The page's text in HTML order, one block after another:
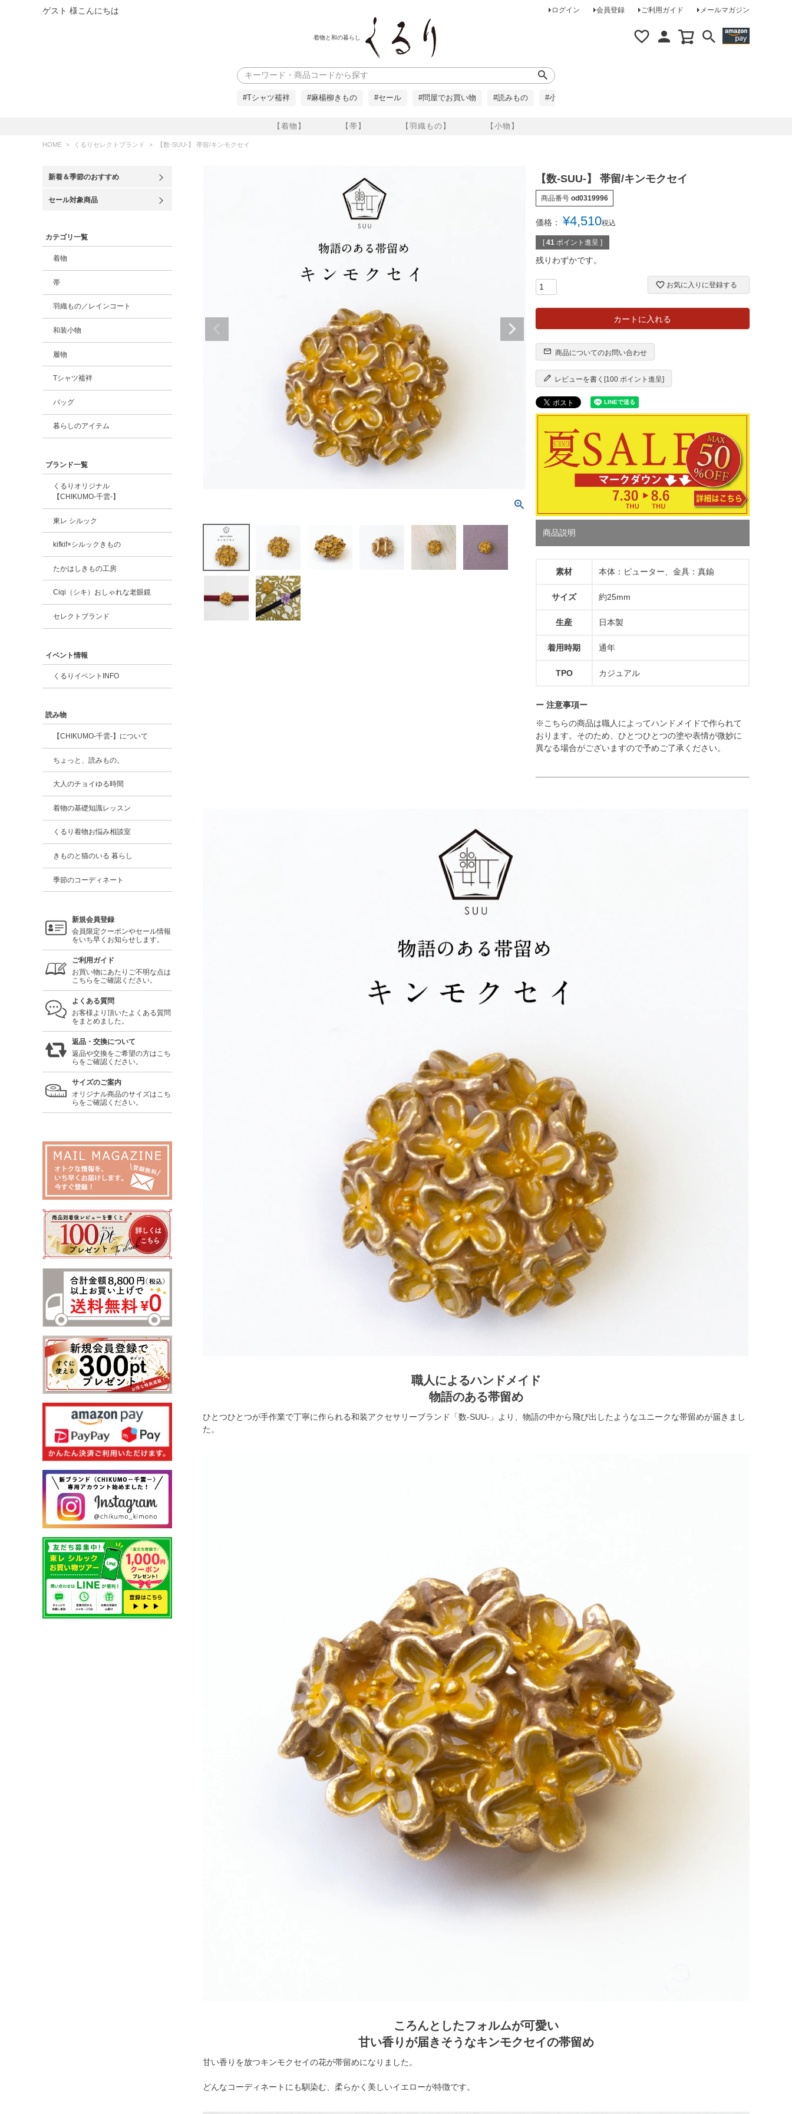
ゲスト 様こんにちは ログイン 会員登録 ご利用ガイド メールマガジン
着物と和の暮らし
【着物】 【帯】 【羽織もの】 【小物】
検索
#Tシャツ襦袢 #麻楊柳きもの #セール #問屋でお買い物 #読みもの #小柄な方に
HOME くるりセレクトブランド 【数-SUU-】 帯留/キンモクセイ
新着＆季節のおすすめ
セール対象商品
カテゴリ一覧
着物
帯
羽織もの／レインコート
和装小物
履物
Tシャツ襦袢
バッグ
暮らしのアイテム
ブランド一覧
くるりオリジナル
【CHIKUMO-千雲-】
東レ シルック
kifkif×シルックきもの
たかはしきもの工房
Ciqi（シキ）おしゃれな老眼鏡
セレクトブランド
イベント情報
くるりイベントINFO
読み物
【CHIKUMO-千雲-】について
ちょっと、読みもの。
大人のチョイゆる時間
着物の基礎知識レッスン
くるり着物お悩み相談室
きものと猫のいる 暮らし
季節のコーディネート
新規会員登録
会員限定クーポンやセール情報
をいち早くお知らせします。
ご利用ガイド
お買い物にあたりご不明な点は
こちらをご確認ください。
よくある質問
お客様より頂いたよくある質問
をまとめました。
返品・交換について
返品や交換をご希望の方はこち
らをご確認ください。
サイズのご案内
オリジナル商品のサイズはこち
らをご確認ください。
【数-SUU-】 帯留/キンモクセイ
商品番号 od0319996
価格： ¥4,510税込
[ 41 ポイント進呈 ]
残りわずかです。
お気に入りに登録する
カートに入れる
商品についてのお問い合わせ
レビューを書く[100 ポイント進呈]
商品説明
素材 本体：ピューター、金具：真鍮
サイズ 約25mm
生産 日本製
着用時期 通年
TPO カジュアル
ー 注意事項ー
※こちらの商品は職人によってハンドメイドで作られて
おります。そのため、ひとつひとつの塗や表情が微妙に
異なる場合がございますので予めご了承ください。
職人によるハンドメイド
物語のある帯留め
ひとつひとつが手作業で丁寧に作られる和装アクセサリーブランド「数-SUU-」より、物語の中から飛び出したようなユニークな帯留めが届きまし
た。
ころんとしたフォルムが可愛い
甘い香りが届きそうなキンモクセイの帯留め
甘い香りを放つキンモクセイの花が帯留めになりました。
どんなコーディネートにも馴染む、柔らかく美しいイエローが特徴です。